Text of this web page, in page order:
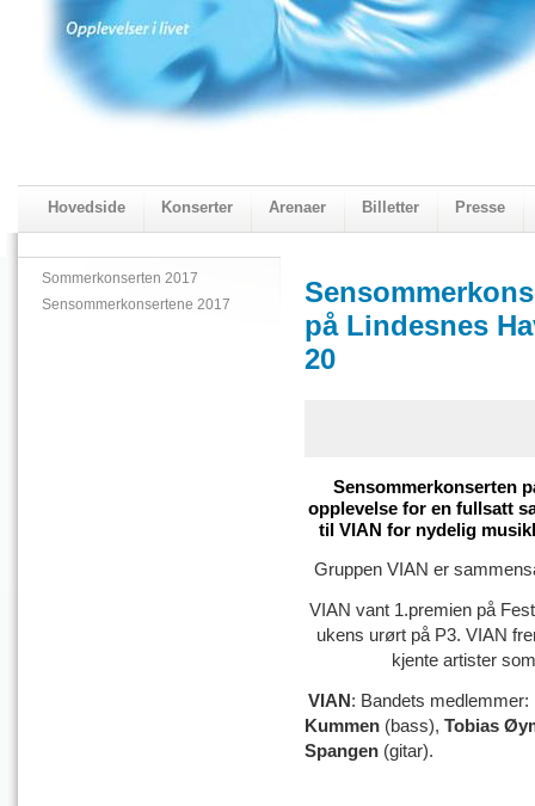
Hovedside Konserter Arenaer Billetter Presse
2018 Programmet Visningskatalogen 2018
Sommerkonserten 2017
Sensommerkonsertene 2017
på Lindesnes
20
Sensommerkonserten
opplevelse for en fullsatt
til VIAN for nydelig
Gruppen VIAN er
VIAN vant 1.premien på
ukens urørt på P3. VIAN
kjente artister
VIAN: Bandets medlemmer:
Kummen (bass), Tobias
Spangen (gitar).